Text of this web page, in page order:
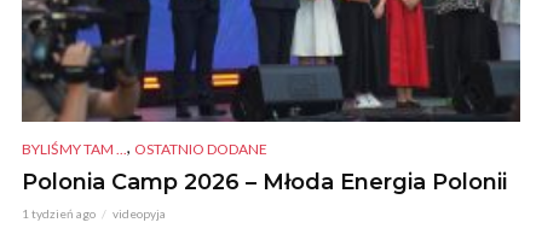
BYLIŚMY TAM ... , OSTATNIO DODANE
Polonia Camp 2026 – Młoda Energia Polonii
1 tydzień ago videopyja